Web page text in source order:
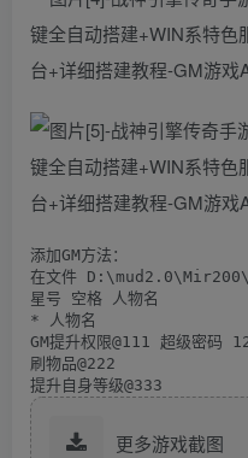
添加GM方法：
在文件
星号 空格 人物名
* 人物名
GM提升权限@111 超级密码
刷物品@222
提升自身等级@333
更多游戏截图